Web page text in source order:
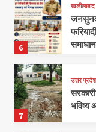
6
खलीलाबाद
7
उत्तर
भविष्य